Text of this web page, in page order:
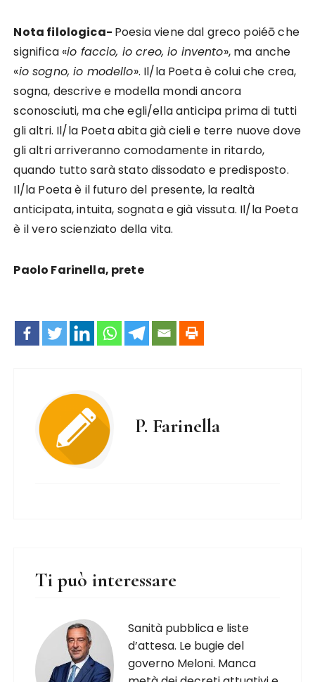
Nota filologica- Poesia viene dal greco poiéō che
significa «io faccio, io creo, io invento», ma anche
«io sogno, io modello». Il/la Poeta è colui che crea,
sogna, descrive e modella mondi ancora
sconosciuti, ma che egli/ella anticipa prima di tutti
gli altri. Il/la Poeta abita già cieli e terre nuove dove
gli altri arriveranno comodamente in ritardo,
quando tutto sarà stato dissodato e predisposto.
Il/la Poeta è il futuro del presente, la realtà
anticipata, intuita, sognata e già vissuta. Il/la Poeta
è il vero scienziato della vita.
Paolo Farinella, prete
P. Farinella
Ti può interessare
Sanità pubblica e liste
d’attesa. Le bugie del
governo Meloni. Manca